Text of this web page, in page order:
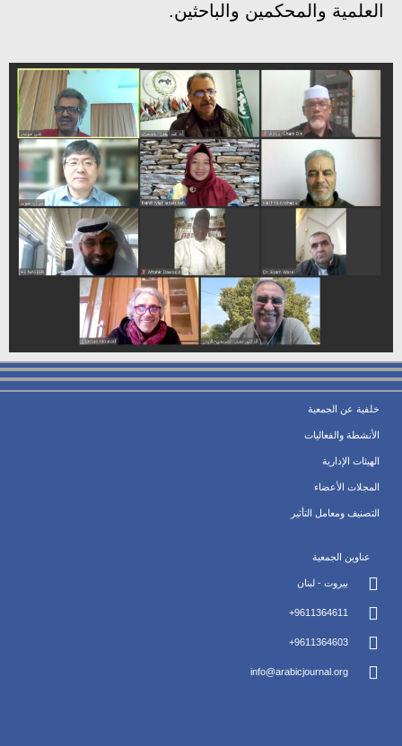
العلمية والمحكمين والباحثين.
خلفية عن الجمعية
الأنشطة والفعاليات
الهيئات الإدارية
المجلات الأعضاء
التصنيف ومعامل التأثير
عناوين الجمعية
بيروت - لبنان
9611364611+
9611364603+
info@arabicjournal.org